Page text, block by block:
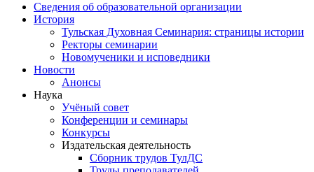
Сведения об образовательной организации
История
Тульская Духовная Семинария: страницы истории
Ректоры семинарии
Новомученики и исповедники
Новости
Анонсы
Наука
Учёный совет
Конференции и семинары
Конкурсы
Издательская деятельность
Сборник трудов ТулДС